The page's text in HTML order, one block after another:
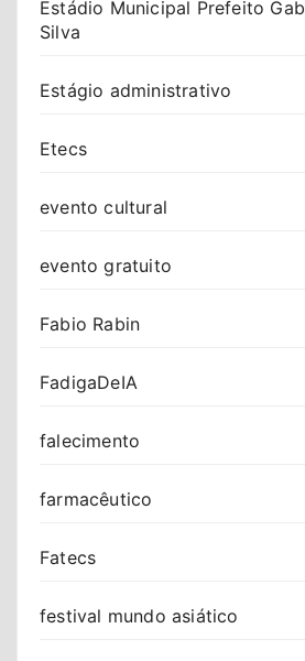
Estádio Municipal Prefeito
Silva
Estágio administrativo
Etecs
evento cultural
evento gratuito
Fabio Rabin
FadigaDeIA
falecimento
farmacêutico
Fatecs
festival mundo asiático